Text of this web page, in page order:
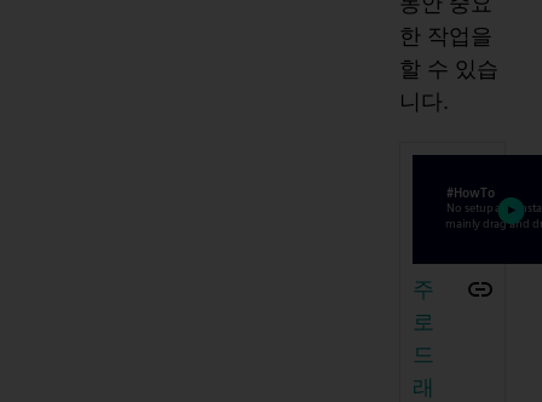
한 작업을
할 수 있습
니다.
주
로
드
래